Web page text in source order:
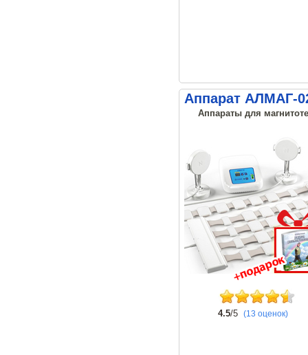
Аппарат АЛМАГ-
Аппараты для
4.5/5 (13 оценок)